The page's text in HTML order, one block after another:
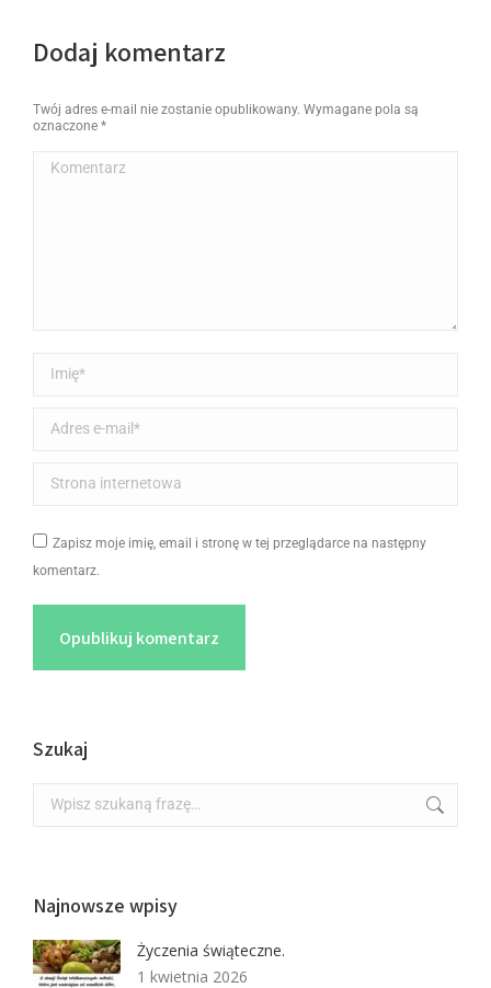
Dodaj komentarz
Twój adres e-mail nie zostanie opublikowany. Wymagane pola są
oznaczone *
Komentarz
Imię *
Adres e-mail *
Strona internetowa
Zapisz moje imię, email i stronę w tej przeglądarce na następny
komentarz.
Opublikuj komentarz
Szukaj
Najnowsze wpisy
Życzenia świąteczne.
1 kwietnia 2026